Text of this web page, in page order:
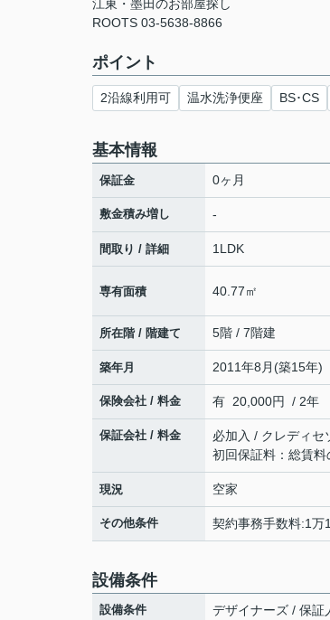
江東・墨田のお部屋探し
ROOTS 03-5638-8866
ポイント
2沿線利用可 温水洗浄便座 BS･CS
基本情報
保証金 0ヶ月
敷金積み増し -
間取り / 詳細 1LDK
専有面積 40.77㎡
所在階 / 階建て 5階 / 7階建
築年月 2011年8月(築15年)
保険会社 / 料金 有 20,000円 / 2年
保証会社 / 料金
必加入 / クレディセ
初回保証料：総賃料
現況 空家
その他条件 契約事務手数料:1
設備条件
設備条件
デザイナーズ / 保証